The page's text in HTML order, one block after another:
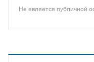
Не является публичной